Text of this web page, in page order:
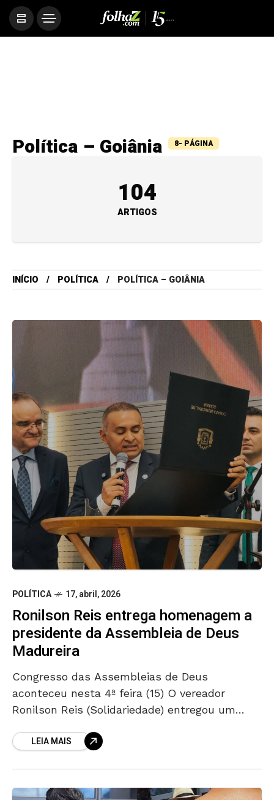
Política – Goiânia 8- PÁGINA
104
ARTIGOS
INÍCIO POLÍTICA POLÍTICA – GOIÂNIA
POLÍTICA 17, abril, 2026
Ronilson Reis entrega homenagem a
presidente da Assembleia de Deus
Madureira
Congresso das Assembleias de Deus
aconteceu nesta 4ª feira (15) O vereador
Ronilson Reis (Solidariedade) entregou um
da Assembleia de Deus Madureira, Abner
LEIA MAIS